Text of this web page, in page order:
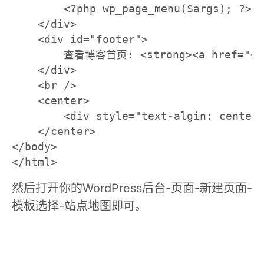
        <?php wp_page_menu($args); ?>
    </div>
    <div id="footer">
查看博客首页: <strong><a
    </div>
    <br />
    <center>
<div style="text-algin:
    </center>
</body>
</html>
然后打开你的WordPress后台-页面-新建页面-
模板选择-站点地图即可。